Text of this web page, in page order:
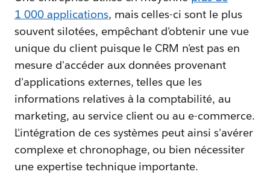
1 000 applications, mais celles-ci sont le plus
souvent silotées, empêchant d'obtenir une vue
unique du client puisque le CRM n'est pas en
mesure d'accéder aux données provenant
d'applications externes, telles que les
informations relatives à la comptabilité, au
marketing, au service client ou au e-commerce.
L'intégration de ces systèmes peut ainsi s'avérer
complexe et chronophage, ou bien nécessiter
une expertise technique importante.